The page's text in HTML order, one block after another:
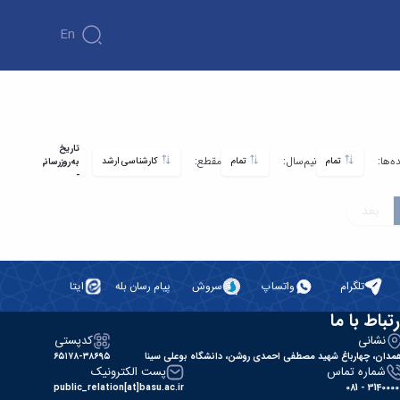
En
نیم‌سال: تمام مقطع:
تاریخ
به‌روزرسانی:
-
بعد
تلگرام واتساپ سروش پیام رسان بله ایتا
با ما
نشانی
چهارباغ شهید مصطفی احمدی روشن، دانشگاه بوعلی سینا
کدپستی
۶۵۱۷۸-۳۸۶۹۵
شماره تماس
31400000 -
پست الکترونیک
public_relation[at]basu.ac.ir